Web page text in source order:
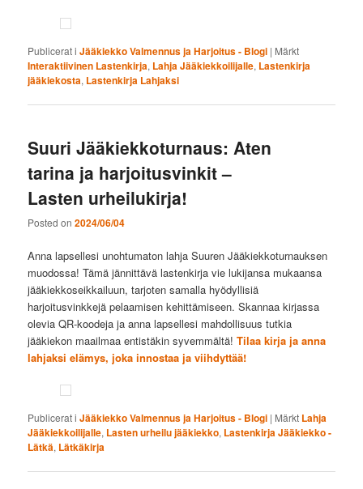
Publicerat i Jääkiekko Valmennus ja Harjoitus - Blogi | Märkt
Interaktiivinen Lastenkirja, Lahja Jääkiekkoilijalle, Lastenkirja
jääkiekosta, Lastenkirja Lahjaksi
Suuri Jääkiekkoturnaus: Aten
tarina ja harjoitusvinkit –
Lasten urheilukirja!
Posted on2024/06/04
Anna lapsellesi unohtumaton lahja Suuren Jääkiekkoturnauksen
muodossa! Tämä jännittävä lastenkirja vie lukijansa mukaansa
jääkiekkoseikkailuun, tarjoten samalla hyödyllisiä
harjoitusvinkkejä pelaamisen kehittämiseen. Skannaa kirjassa
olevia QR-koodeja ja anna lapsellesi mahdollisuus tutkia
jääkiekon maailmaa entistäkin syvemmältä!Tilaa kirja ja anna
lahjaksi elämys, joka innostaa ja viihdyttää!
Publicerat i Jääkiekko Valmennus ja Harjoitus - Blogi | Märkt Lahja
Jääkiekkoilijalle, Lasten urheilu jääkiekko, Lastenkirja Jääkiekko -
Lätkä, Lätkäkirja